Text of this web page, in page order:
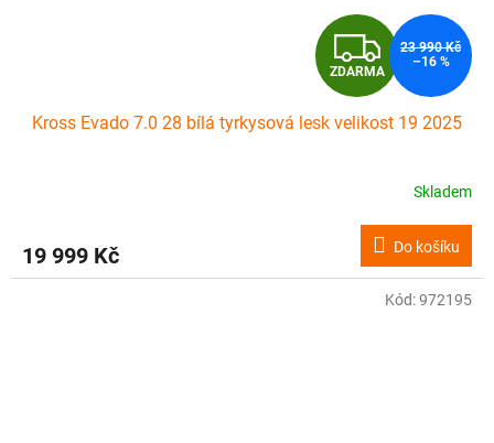
Z
D
A
M
A
ZDARMA
23 990 Kč
–16 %
Kross Evado 7.0 28 bílá tyrkysová lesk velikost 19 2025
Skladem
19 999 Kč Do košíku
Kód:972195